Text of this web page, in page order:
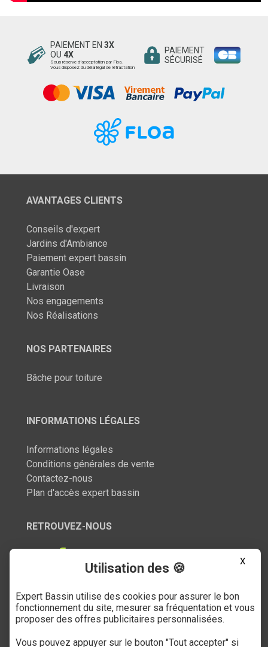
PAIEMENT EN 3X
OU 4X
Sous réserve d’acceptation par Floa.
Vous disposez du délai légal de rétractation
PAIEMENT
SÉCURISÉ
AVANTAGES CLIENTS
Conseils d'expert
Jardins d'Ambiance
Paiement expert bassin
Garantie Oase
Livraison
Nos engagements
Nos Réalisations
NOS PARTENAIRES
Bâche pour toiture
INFORMATIONS LÉGALES
Informations légales
Conditions générales de vente
Contactez-nous
Plan d'accès expert bassin
RETROUVEZ-NOUS
SERVICE CLIENT
03 27 89 21 52
X
Utilisation des 🍪
Expert Bassin utilise des cookies pour assurer le bon
fonctionnement du site, mesurer sa fréquentation et vous
proposer des offres publicitaires personnalisées.
Vous pouvez appuyer sur le bouton "Tout accepter" si